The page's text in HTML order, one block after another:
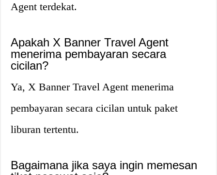
Agent terdekat.
Apakah X Banner Travel Agent
menerima pembayaran secara
cicilan?
Ya, X Banner Travel Agent menerima
pembayaran secara cicilan untuk paket
liburan tertentu.
Bagaimana jika saya ingin memesan